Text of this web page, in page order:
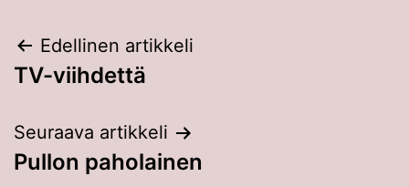
Artikkelien
selaus
Edellinen artikkeli
TV-viihdettä
Seuraava artikkeli
Pullon paholainen